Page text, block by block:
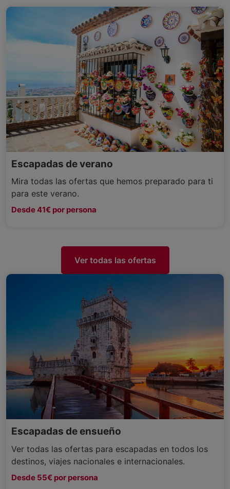
Escapadas de verano
Mira todas las ofertas que hemos preparado para ti
para este verano.
Desde 41€ por persona
Ver todas las ofertas
Escapadas de ensueño
Ver todas las ofertas para escapadas en todos los
destinos, viajes nacionales e internacionales.
Desde 55€ por persona